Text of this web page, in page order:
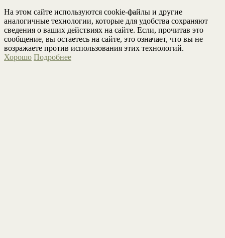
На этом сайте используются cookie-файлы и другие
аналогичные технологии, которые для удобства сохраняют
сведения о ваших действиях на сайте. Если, прочитав это
сообщение, вы остаетесь на сайте, это означает, что вы не
возражаете против использования этих технологий.
Хорошо Подробнее